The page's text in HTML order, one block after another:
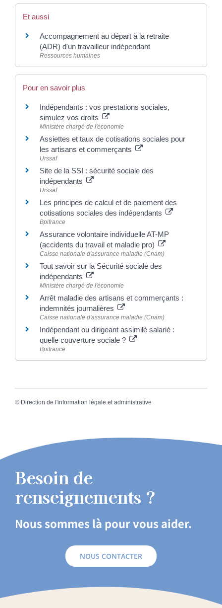
Et aussi
Accompagnement au départ à la retraite
(ADR) d'un travailleur indépendant
Ressources humaines
Pour en savoir plus
Indépendants : vos prestations sociales,
simulez vos droits
Ministère chargé de l'économie
Assiettes et taux de cotisations sociales pour
les artisans et commerçants
Urssaf
Site de la SSI : sécurité sociale des
indépendants
Urssaf
Les principes de calcul et de paiement des
cotisations sociales des indépendants
Bpifrance
Assurance volontaire individuelle AT-MP
(accidents du travail et maladie pro)
Caisse nationale d'assurance maladie (Cnam)
Tout savoir sur la Sécurité sociale des
indépendants
Ministère chargé de l'économie
Arrêt maladie des artisans et commerçants :
indemnités journalières
Caisse nationale d'assurance maladie (Cnam)
Indépendant ou dirigeant assimilé salarié :
quelle couverture sociale ?
Bpifrance
© Direction de l'information légale et administrative
Besoin de
renseignements ?
Nous sommes là pour vous aider.
NOUS CONTACTER